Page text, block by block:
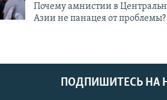
Почему амнистии в
Азии не панацея от проблемы?
ПОДПИШИТЕСЬ НА